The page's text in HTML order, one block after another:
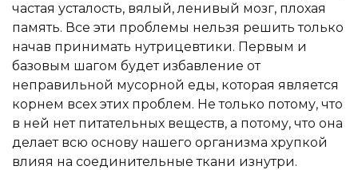
частая усталость, вялый, ленивый мозг, плохая
память. Все эти проблемы нельзя решить только
начав принимать нутрицевтики. Первым и
базовым шагом будет избавление от
неправильной мусорной еды, которая является
корнем всех этих проблем. Не только потому, что
в ней нет питательных веществ, а потому, что она
делает всю основу нашего организма хрупкой
влияя на соединительные ткани изнутри.